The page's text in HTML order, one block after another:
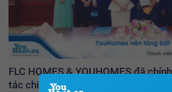
FLC HOMES & YOUHOMES đã
tác chiến lược”